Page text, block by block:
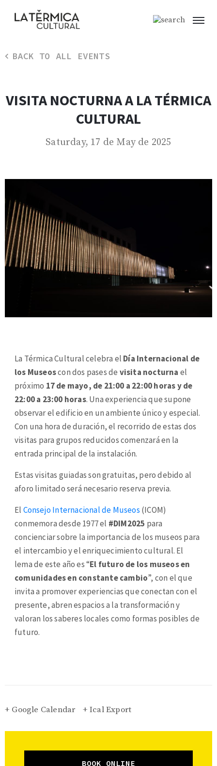
BACK TO ALL EVENTS
VISITA NOCTURNA A LA TÉRMICA
CULTURAL
Saturday, 17 de May de 2025
La Térmica Cultural celebra el Día Internacional de
los Museoscon dos pases de visita nocturna el
próximo 17 de mayo, de 21:00 a 22:00 horas y de
22:00 a 23:00 horas. Una experiencia que supone
observar el edificio en un ambiente único y especial.
Con una hora de duración, el recorrido de estas dos
visitas para grupos reducidos comenzará en la
entrada principal de la instalación.
Estas visitas guiadas son gratuitas, pero debido al
aforo limitado será necesario reserva previa.
El Consejo Internacional de Museos (ICOM)
conmemora desde 1977 el #DIM2025 para
concienciar sobre la importancia de los museos para
el intercambio y el enriquecimiento cultural. El
lema de este año es “El futuro de los museos en
comunidades en constante cambio”, con el que
invita a promover experiencias que conectan con el
presente, abren espacios a la transformación y
valoran los saberes locales como formas posibles de
futuro.
+ Google Calendar + Ical Export
BOOK ONLINE